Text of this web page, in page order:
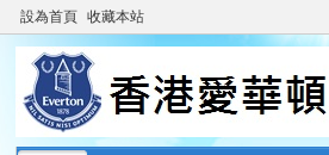
設為首頁 收藏本站